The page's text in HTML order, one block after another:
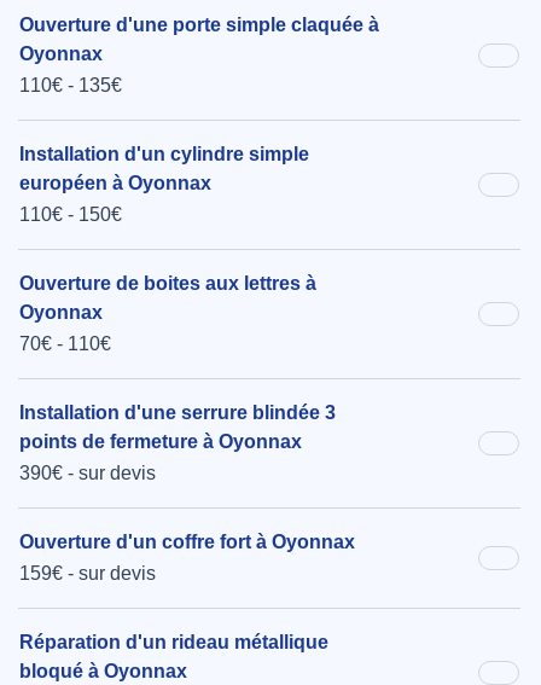
Ouverture d'une porte simple claquée à
Oyonnax
110€ - 135€
Installation d'un cylindre simple
européen à Oyonnax
110€ - 150€
Ouverture de boites aux lettres à
Oyonnax
70€ - 110€
Installation d'une serrure blindée 3
points de fermeture à Oyonnax
390€ - sur devis
Ouverture d'un coffre fort à Oyonnax
159€ - sur devis
Réparation d'un rideau métallique
bloqué à Oyonnax